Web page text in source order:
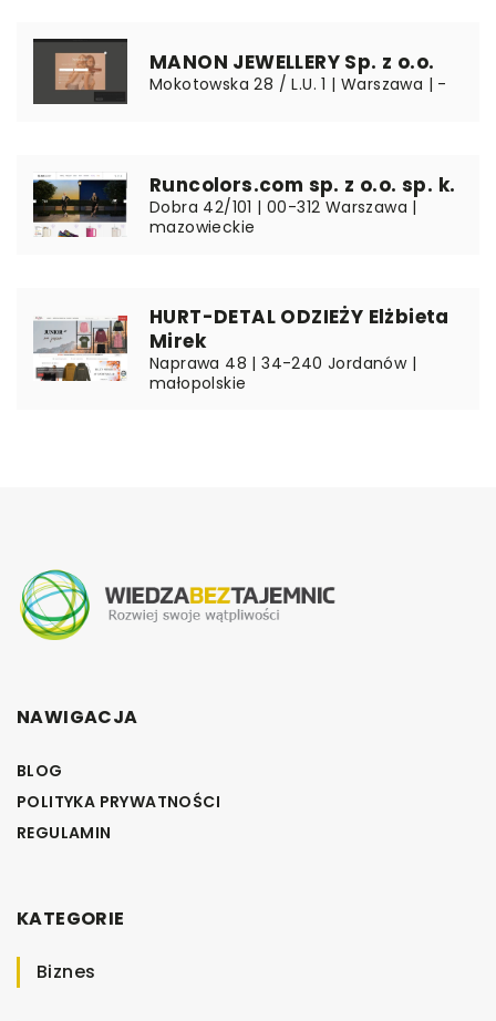
MANON JEWELLERY Sp. z o.o.
Mokotowska 28 / L.U. 1 | Warszawa | -
Runcolors.com sp. z o.o. sp. k.
Dobra 42/101 | 00-312 Warszawa |
mazowieckie
HURT-DETAL ODZIEŻY Elżbieta
Mirek
Naprawa 48 | 34-240 Jordanów |
małopolskie
NAWIGACJA
BLOG
POLITYKA PRYWATNOŚCI
REGULAMIN
KATEGORIE
Biznes